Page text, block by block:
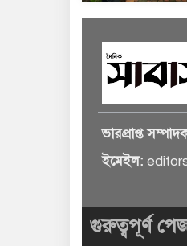
ভারপ্রাপ্ত
ইমেইল:
গুরুত্বপূর্ণ